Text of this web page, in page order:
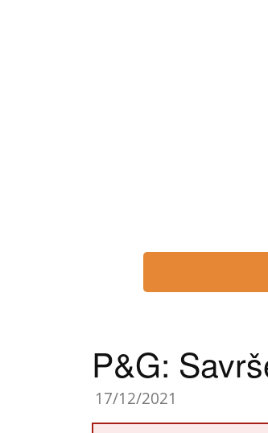
P&G:
17/12/2021